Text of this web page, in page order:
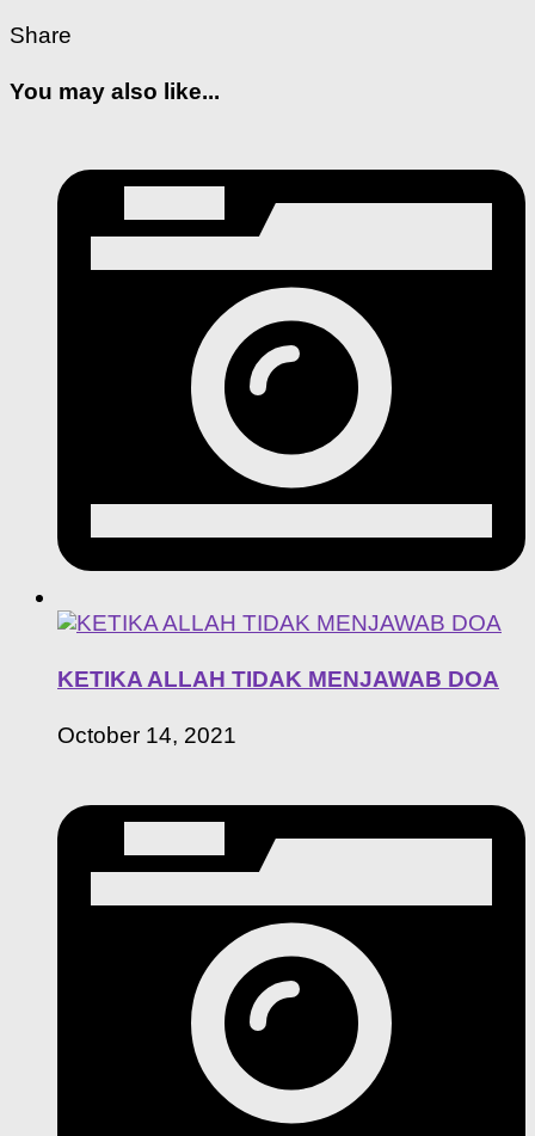
Share
You may also like...
KETIKA ALLAH TIDAK MENJAWAB DOA
October 14, 2021